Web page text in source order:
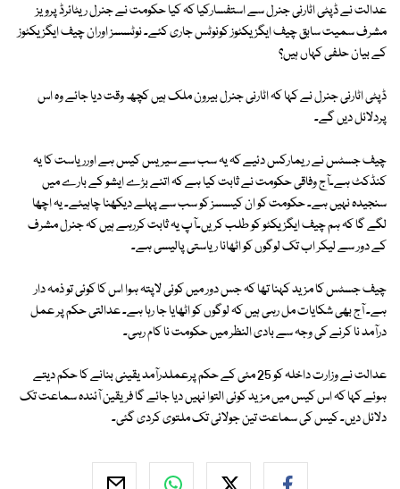
عدالت نے ڈپٹی اٹارنی جنرل سے استفسارکیا کہ کیا حکومت نے جنرل ریٹائرڈ پرویز
مشرف سمیت سابق چیف ایگزیکٹوز کونوٹس جاری کئے۔ نوٹسسز اوران چیف ایگزیکٹوز
کے بیان حلفی کہاں ہیں؟
ڈپٹی اٹارنی جنرل نے کہا کہ اٹارنی جنرل بیرون ملک ہیں کچھ وقت دیا جائے وہ اس
پردلائل دیں گے۔
چیف جسٹس نے ریمارکس دئیے کہ یہ سب سے سیریس کیس ہے اورریاست کا یہ
کنڈکٹ ہے۔آج وفاقی حکومت نے ثابت کیا ہے کہ اتنے بڑے ایشو کے بارے میں
سنجیدہ نہیں ہے۔ حکومت کو ان کیسسز کو سب سے پہلے دیکھنا چاہیئے۔ یہ اچھا
لگے گا کہ ہم چیف ایگزیکٹو کو طلب کریں۔آپ یہ ثابت کررہے ہیں کہ جنرل مشرف
کے دور سے لیکر اب تک لوگوں کو اٹھانا ریاستی پالیسی ہے۔
چیف جسٹس کا مزید کہنا تھا کہ جس دور میں کوئی لاپتہ ہوا اس کا کوئی تو ذمہ دار
ہے۔ آج بھی شکایات مل رہی ہیں کہ لوگوں کو اٹھایا جا رہا ہے۔ عدالتی حکم پر عمل
درآمد نا کرنے کی وجہ سے بادی النظر میں حکومت نا کام رہی۔
عدالت نے وزارت داخلہ کو 25 مئی کے حکم پرعملدرآمد یقینی بنانے کا حکم دیتے
ہوئے کہا کہ اس کیس میں مزید کوئی التوا نہیں دیا جائے گا فریقین آئندہ سماعت تک
دلائل دیں۔ کیس کی سماعت تین جولائی تک ملتوی کردی گئی۔